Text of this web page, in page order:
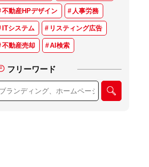
不動産HPデザイン 人事労務
ITシステム リスティング広告
不動産売却 AI検索
フリーワード